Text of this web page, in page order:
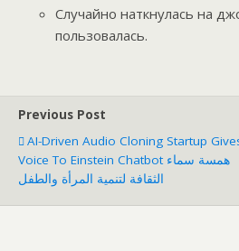
Случайно наткнулась на
пользовалась.
Previous Post
AI-Driven Audio Cloning Startup
Voice To Einstein Chatbot همسة سماء
الثقافة لتنمية المرأة والطفل